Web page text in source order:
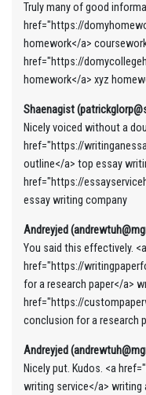
Truly many of good
href="https://
homework</a>
href="https://
homework</a> xyz
Shaenagist
Nicely voiced without a
href="https://
outline</a> top essay
href="https://
essay writing company
Andreyjed
You said this effectively. <a
href="https://
for a research paper</a>
href="https://
conclusion for a research
Andreyjed
Nicely put. Kudos. <a
writing service</a> writing